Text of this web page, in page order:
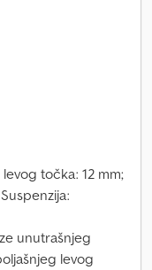
točka: 12 mm;
unutrašnjeg
levog